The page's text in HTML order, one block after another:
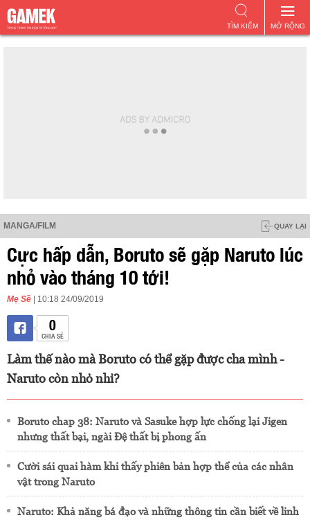
MỞ RỘNG
TÌM KIẾM
MANGA/FILM QUAY LẠI
Cực hấp dẫn, Boruto sẽ gặp Naruto lúc
nhỏ vào tháng 10 tới!
Mẹ Sề | 10:18 24/09/2019
0
CHIA SẺ
Làm thế nào mà Boruto có thể gặp được cha mình -
Naruto còn nhỏ nhỉ?
Boruto chap 38: Naruto và Sasuke hợp lực chống lại Jigen
nhưng thất bại, ngài Đệ thất bị phong ấn
Cười sái quai hàm khi thấy phiên bản hợp thể của các nhân
vật trong Naruto
Naruto: Khả năng bá đạo và những thông tin cần biết về linh